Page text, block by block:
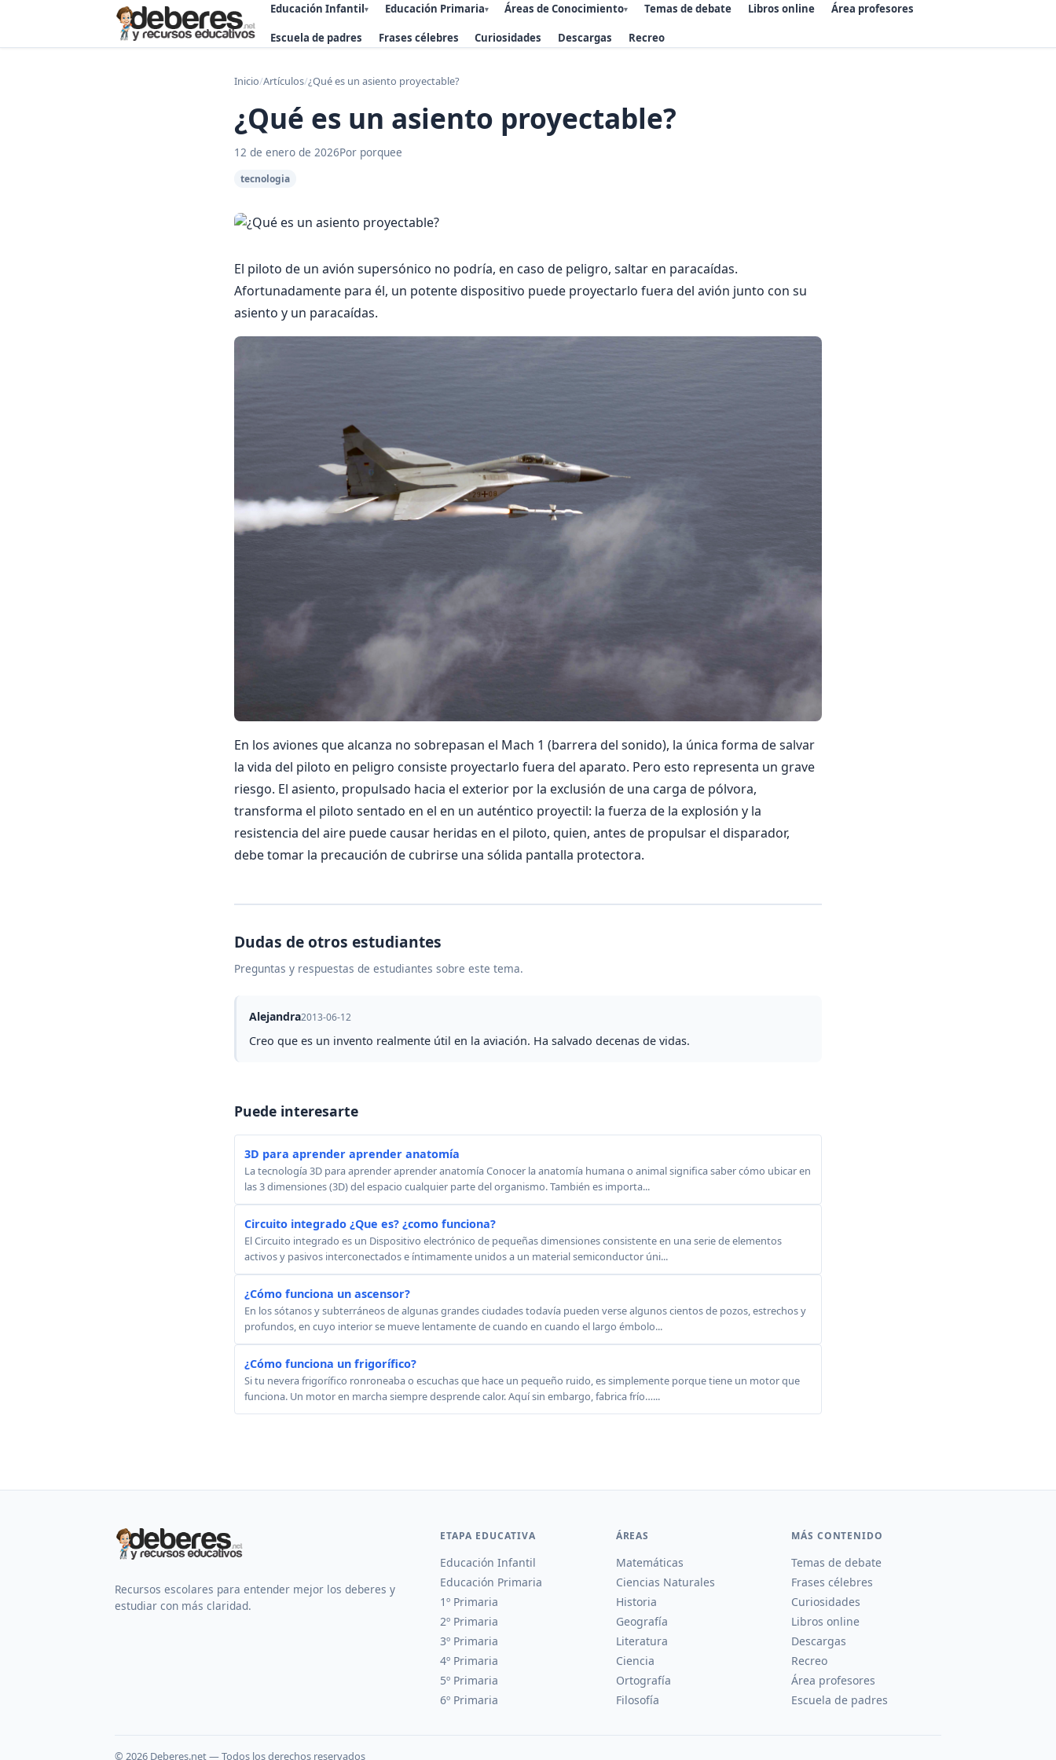
Educación Infantil▾ Educación Primaria▾ Áreas de Conocimiento▾ Temas de debate Libros online Área profesores
Escuela de padres Frases célebres Curiosidades Descargas Recreo
Inicio/Artículos/¿Qué es un asiento proyectable?
¿Qué es un asiento proyectable?
12 de enero de 2026Por porquee
tecnologia
El piloto de un avión supersónico no podría, en caso de peligro, saltar en paracaídas.
Afortunadamente para él, un potente dispositivo puede proyectarlo fuera del avión junto con su
asiento y un paracaídas.
En los aviones que alcanza no sobrepasan el Mach 1 (barrera del sonido), la única forma de salvar
la vida del piloto en peligro consiste proyectarlo fuera del aparato. Pero esto representa un grave
riesgo. El asiento, propulsado hacia el exterior por la exclusión de una carga de pólvora,
transforma el piloto sentado en el en un auténtico proyectil: la fuerza de la explosión y la
resistencia del aire puede causar heridas en el piloto, quien, antes de propulsar el disparador,
debe tomar la precaución de cubrirse una sólida pantalla protectora.
Dudas de otros estudiantes
Preguntas y respuestas de estudiantes sobre este tema.
Alejandra2013-06-12
Creo que es un invento realmente útil en la aviación. Ha salvado decenas de vidas.
Puede interesarte
3D para aprender aprender anatomía
La tecnología 3D para aprender aprender anatomía Conocer la anatomía humana o animal significa saber cómo ubicar en
las 3 dimensiones (3D) del espacio cualquier parte del organismo. También es importa...
Circuito integrado ¿Que es? ¿como funciona?
El Circuito integrado es un Dispositivo electrónico de pequeñas dimensiones consistente en una serie de elementos
activos y pasivos interconectados e íntimamente unidos a un material semiconductor úni...
¿Cómo funciona un ascensor?
En los sótanos y subterráneos de algunas grandes ciudades todavía pueden verse algunos cientos de pozos, estrechos y
profundos, en cuyo interior se mueve lentamente de cuando en cuando el largo émbolo...
¿Cómo funciona un frigorífico?
Si tu nevera frigorífico ronroneaba o escuchas que hace un pequeño ruido, es simplemente porque tiene un motor que
funciona. Un motor en marcha siempre desprende calor. Aquí sin embargo, fabrica frío…...
Recursos escolares para entender mejor los deberes y
estudiar con más claridad.
ETAPA EDUCATIVA
Educación Infantil
Educación Primaria
1º Primaria
2º Primaria
3º Primaria
4º Primaria
5º Primaria
6º Primaria
ÁREAS
Matemáticas
Ciencias Naturales
Historia
Geografía
Literatura
Ciencia
Ortografía
Filosofía
MÁS CONTENIDO
Temas de debate
Frases célebres
Curiosidades
Libros online
Descargas
Recreo
Área profesores
Escuela de padres
© 2026 Deberes.net — Todos los derechos reservados